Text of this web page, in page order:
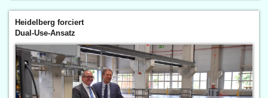
Heidelberg forciert
Dual-Use-Ansatz